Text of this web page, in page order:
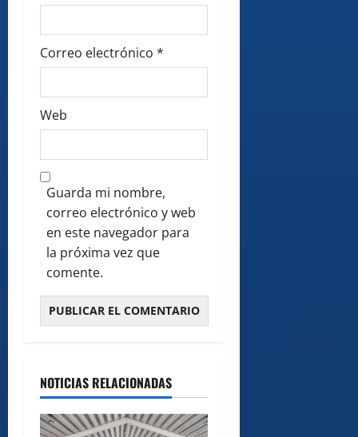
Correo electrónico *
Web
Guarda mi nombre,
correo electrónico y web
en este navegador para
la próxima vez que
comente.
NOTICIAS RELACIONADAS